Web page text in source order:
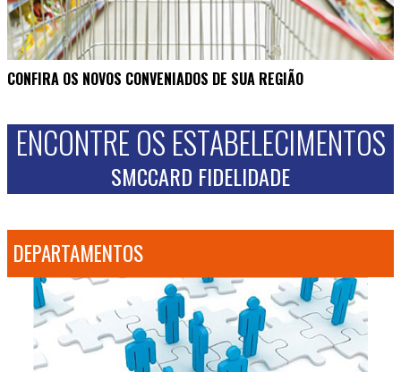
CONFIRA OS NOVOS CONVENIADOS DE SUA REGIÃO
ENCONTRE OS ESTABELECIMENTOS
SMCCARD FIDELIDADE
DEPARTAMENTOS